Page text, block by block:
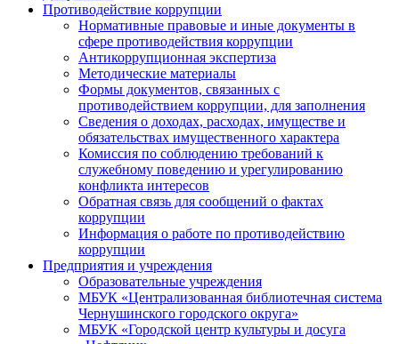
Противодействие коррупции
Нормативные правовые и иные документы в
сфере противодействия коррупции
Антикоррупционная экспертиза
Методические материалы
Формы документов, связанных с
противодействием коррупции, для заполнения
Сведения о доходах, расходах, имуществе и
обязательствах имущественного характера
Комиссия по соблюдению требований к
служебному поведению и урегулированию
конфликта интересов
Обратная связь для сообщений о фактах
коррупции
Информация о работе по противодействию
коррупции
Предприятия и учреждения
Образовательные учреждения
МБУК «Централизованная библиотечная система
Чернушинского городского округа»
МБУК «Городской центр культуры и досуга